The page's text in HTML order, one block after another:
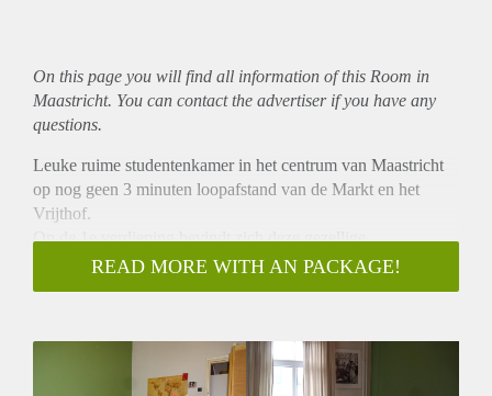
On this page you will find all information of this Room in
Maastricht. You can contact the advertiser if you have any
questions.
Leuke ruime studentenkamer in het centrum van Maastricht
op nog geen 3 minuten loopafstand van de Markt en het
Vrijthof.
Op de 1e verdieping bevindt zich deze gezellige
studentenkamer (12M2). Bij deze kamer zit ook nog een
ruime inbouw kledingkast.
voorzien (kookplaat, oven, vaatwasser, koelkast en een
afzuigkap). De badkamer deel je met 3 huisgenoten, de
READ MORE WITH AN PACKAGE!